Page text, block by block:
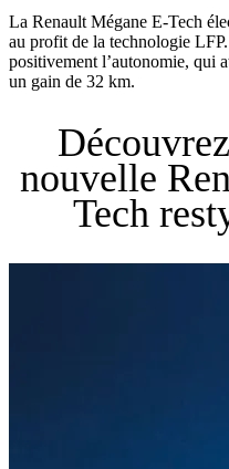
La Renault Mégane E-Tech
au profit de la technologie
positivement l’autonomie, qui
un gain de 32 km.
nouvelle
Tech